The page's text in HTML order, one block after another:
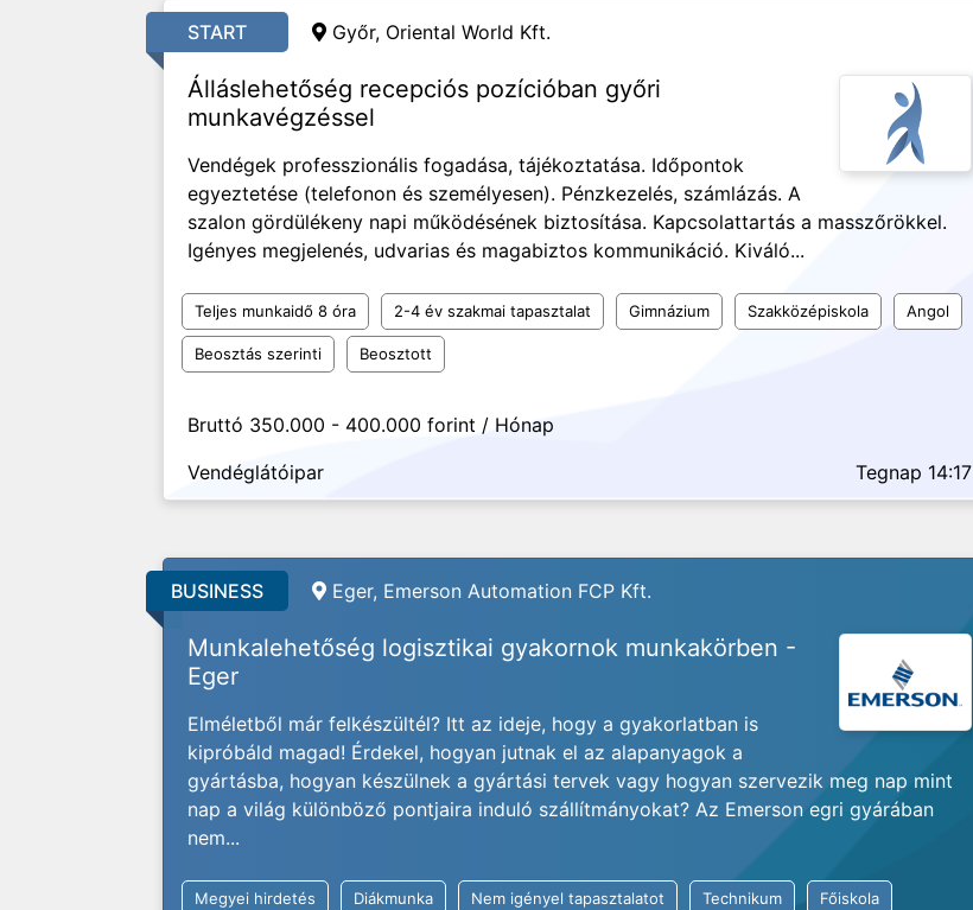
START Győr, Oriental World Kft.
Álláslehetőség recepciós pozícióban győri
munkavégzéssel
Vendégek professzionális fogadása, tájékoztatása. Időpontok
egyeztetése (telefonon és személyesen). Pénzkezelés, számlázás. A
szalon gördülékeny napi működésének biztosítása. Kapcsolattartás a masszőrökkel.
Igényes megjelenés, udvarias és magabiztos kommunikáció. Kiváló...
Teljes munkaidő 8 óra 2-4 év szakmai tapasztalat Gimnázium Szakközépiskola Angol
Beosztás szerinti Beosztott
Bruttó 350.000 - 400.000 forint / Hónap
Vendéglátóipar
Tegnap 14:17
BUSINESS Eger, Emerson Automation FCP Kft.
Munkalehetőség logisztikai gyakornok munkakörben -
Eger
Elméletből már felkészültél? Itt az ideje, hogy a gyakorlatban is
kipróbáld magad! Érdekel, hogyan jutnak el az alapanyagok a
gyártásba, hogyan készülnek a gyártási tervek vagy hogyan szervezik meg nap mint
nap a világ különböző pontjaira induló szállítmányokat? Az Emerson egri gyárában
nem...
Megyei hirdetés Diákmunka Nem igényel tapasztalatot Technikum Főiskola